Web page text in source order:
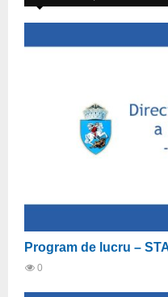
Program de lucru –
0